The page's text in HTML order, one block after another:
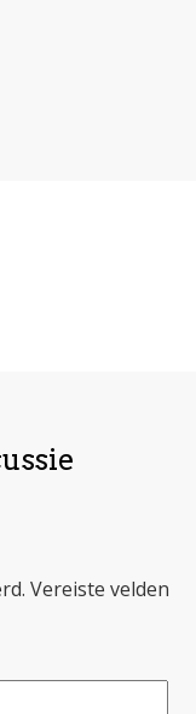
Vereiste velden